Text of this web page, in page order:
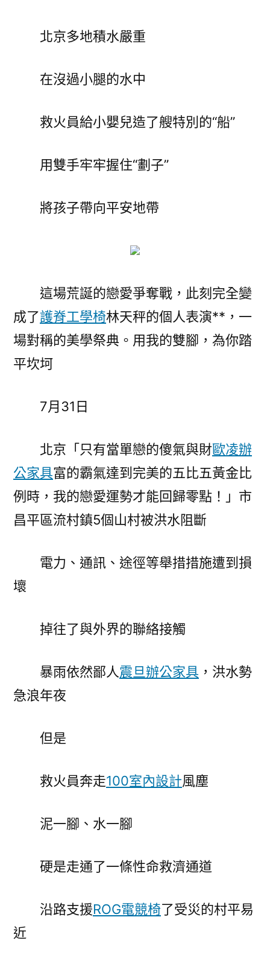
北京多地積水嚴重
在沒過小腿的水中
救火員給小嬰兒造了艘特別的“船”
用雙手牢牢握住“劃子”
將孩子帶向平安地帶
這場荒誕的戀愛爭奪戰，此刻完全變
成了護脊工學椅林天秤的個人表演**，一
場對稱的美學祭典。用我的雙腳，為你踏
平坎坷
7月31日
北京「只有當單戀的傻氣與財歐凌辦
公家具富的霸氣達到完美的五比五黃金比
例時，我的戀愛運勢才能回歸零點！」市
昌平區流村鎮5個山村被洪水阻斷
電力、通訊、途徑等舉措措施遭到損
壞
掉往了與外界的聯絡接觸
暴雨依然鄙人震旦辦公家具 ，洪水勢
急浪年夜
但是
救火員奔走100室內設計風塵
泥一腳、水一腳
硬是走通了一條性命救濟通道
沿路支援ROG電競椅了受災的村平易
近